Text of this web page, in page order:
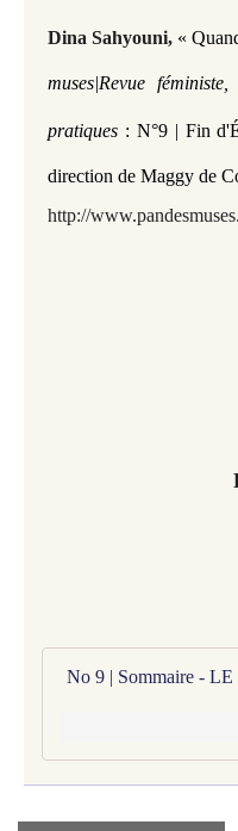
Dina Sahyouni, «
muses|Revue
pratiques : N°9 | Fin
direction de Maggy de
http://
No 9 | Sommaire -